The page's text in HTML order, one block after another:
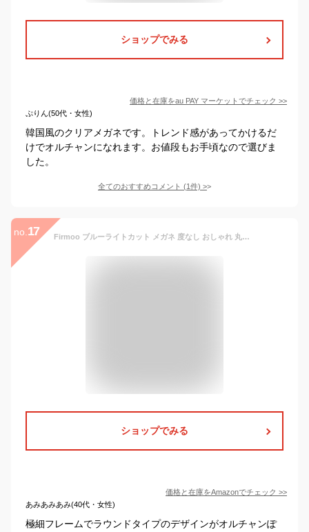
ショップでみる
価格と在庫をau PAY マーケット でチェック >>
ぷりん(50代・女性)
韓国風のクリアメガネです。トレンド感があってかけるだ
けでオルチャンになれます。お値段もお手頃なので選びま
した。
全てのおすすめコメント (1件) >
no. 17 Firmoo ブルーライトカット メガネ 度なし おしゃれ 丸メガネ 伊達メガネ だてめがね メンズ 眼鏡 超軽量 パソコン用メガネ pc用メガネ スマホ用 HEV99％カット UVカット 紫外線カット 輻射防止 視力保護 睡眠改善 目の疲れを緩和する クリアレンズ 男女兼用
ショップでみる
価格と在庫をAmazonでチェック >>
あみあみあみ(40代・女性)
極細フレームでラウンドタイプのデザインがオルチャンぽ